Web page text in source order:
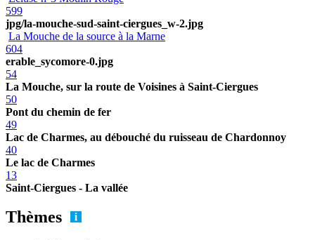
599
jpg/la-mouche-sud-saint-ciergues_w-2.jpg
La Mouche de la source à la Marne
604
erable_sycomore-0.jpg
54
La Mouche, sur la route de Voisines à Saint-Ciergues
50
Pont du chemin de fer
49
Lac de Charmes, au débouché du ruisseau de Chardonnoy
40
Le lac de Charmes
13
Saint-Ciergues - La vallée
Thèmes